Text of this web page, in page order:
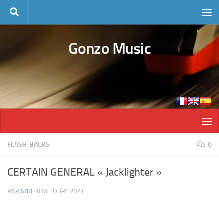
Skip to content
Gonzo Music
FLASH-BACKS 0
CERTAIN GENERAL « Jacklighter »
PAR GBD · 8 OCTOBRE 2021